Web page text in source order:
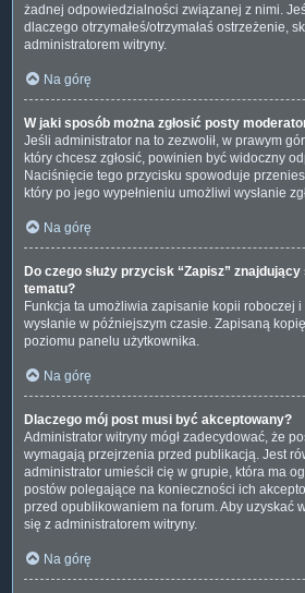
żadnej odpowiedzialności związanej z nimi.
dlaczego otrzymałeś/otrzymałaś ostrzeżenie,
administratorem witryny.
Na górę
W jaki sposób można zgłosić posty
Jeśli administrator na to zezwolił, w prawym
który chcesz zgłosić, powinien być widoczny
Naciśnięcie tego przycisku spowoduje
który po jego wypełnieniu umożliwi wysłanie
Na górę
Do czego służy przycisk “Zapisz”
tematu?
Funkcja ta umożliwia zapisanie kopii roboczej
wysłanie w późniejszym czasie. Zapisaną
poziomu panelu użytkownika.
Na górę
Dlaczego mój post musi być akceptowany?
Administrator witryny mógł zadecydować, że
wymagają przejrzenia przed publikacją. Jest
administrator umieścił cię w grupie, która ma
postów polegające na konieczności ich
przed opublikowaniem na forum. Aby uzyskać
się z administratorem witryny.
Na górę